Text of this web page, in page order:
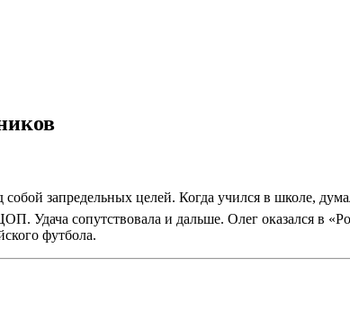
собой запредельных целей. Когда учился в школе,
Удача сопутствовала и дальше. Олег оказался в
футбола.